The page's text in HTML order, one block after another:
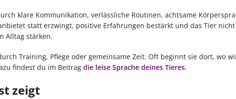
klare Kommunikation, verlässliche Routinen, achtsame
statt erzwingt, positive Erfahrungen bestärkt und das Tier nicht
Alltag stärken.
Training, Pflege oder gemeinsame Zeit. Oft beginnt sie dort, wo
findest du im Beitrag die leise Sprache deines Tieres.
zeigt